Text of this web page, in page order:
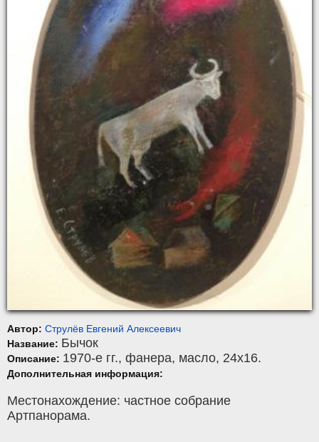
Автор: Струлёв Евгений Алексеевич
Название: Бычок
Описание: 1970-е гг., фанера, масло, 24x16.
Дополнительная информация:
Местонахождение: частное собрание
Артпанорама.